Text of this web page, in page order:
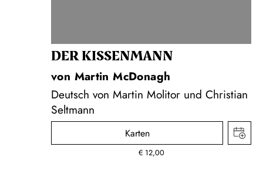
DER KISSEN­MANN
von Martin McDonagh
Deutsch von Martin Molitor und Christian
Seltmann
Karten
€ 12,00